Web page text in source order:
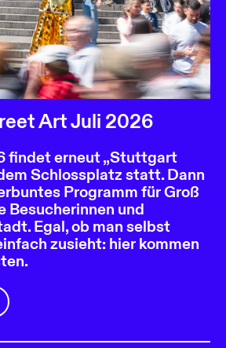
Art Juli 2026
findet erneut „Stuttgart
Schlossplatz statt. Dann
Programm für Groß
Besucherinnen und
Egal, ob man selbst
zusieht: hier kommen